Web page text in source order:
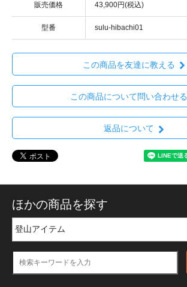
販売価格 43,900円(税込)
型番 sulu-hibachi01
この商品を友達に教える
この商品について問い合わせる
返品について
ほかの商品を探す